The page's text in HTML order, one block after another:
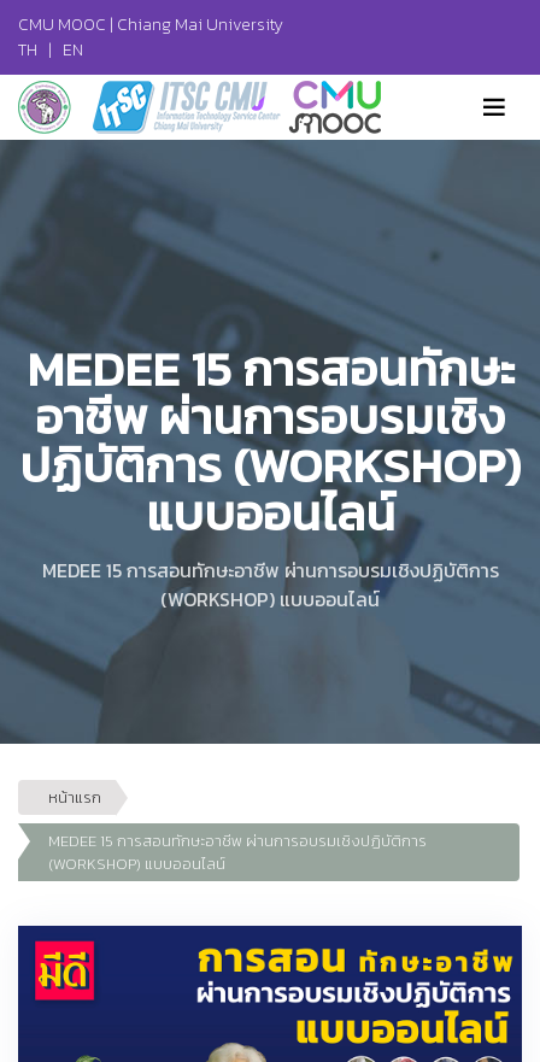
CMU MOOC | Chiang Mai University
TH | EN
MEDEE 15 การสอนทักษะ
อาชีพ ผ่านการอบรมเชิง
ปฏิบัติการ (WORKSHOP)
แบบออนไลน์
MEDEE 15 การสอนทักษะอาชีพ ผ่านการอบรมเชิงปฏิบัติการ
(WORKSHOP) แบบออนไลน์
หน้าแรก
MEDEE 15 การสอนทักษะอาชีพ ผ่านการอบรมเชิงปฏิบัติการ
(WORKSHOP) แบบออนไลน์